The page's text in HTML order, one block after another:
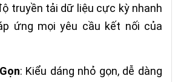
truyền tải dữ liệu cực kỳ nhanh
ứng mọi yêu cầu kết nối của
: Kiểu dáng nhỏ gọn, dễ dàng